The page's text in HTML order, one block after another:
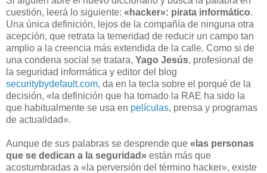
cuestión, leerá lo siguiente: «hacker»: pirata informático.
Una única definición, lejos de la compañía de ninguna otra
acepción, que retrata la temeridad de reducir un campo tan
amplio a la creencia más extendida de la calle. Como si de
una condena social se tratara, Yago Jesús, profesional de
la seguridad informática y editor del blog
securitybydefault.com, da en la tecla sobre el porqué de la
decisión, «la definición que ha tomado la RAE ha sido la
que habitualmente se usa en películas, prensa y programas
de actualidad».
Aunque de sus palabras se desprende que «las personas
que se dedican a la seguridad» están más que
acostumbradas a «la perversión del término hacker», existe